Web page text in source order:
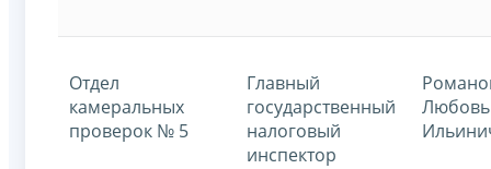
Отдел
камеральных
проверок № 5
Главный
государственный
налоговый
инспектор
Любовь